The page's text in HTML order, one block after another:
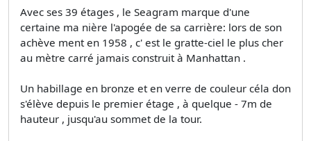
Avec ses 39 étages , le Seagram marque d'une
certaine ma­ nière l'apogée de sa carrière: lors de son
achève­ ment en 1958 , c' est le gratte-ciel le plus cher
au mètre carré jamais construit à Manhattan .
Un habillage en bronze et en verre de couleur céla­ don
s'élève depuis le premier étage , à quelque - 7m de
hauteur , jusqu'au sommet de la tour.